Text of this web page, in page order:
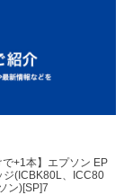
で+1本】エプソン EP
ジ(ICBK80L、ICC80
ン)[SP]7